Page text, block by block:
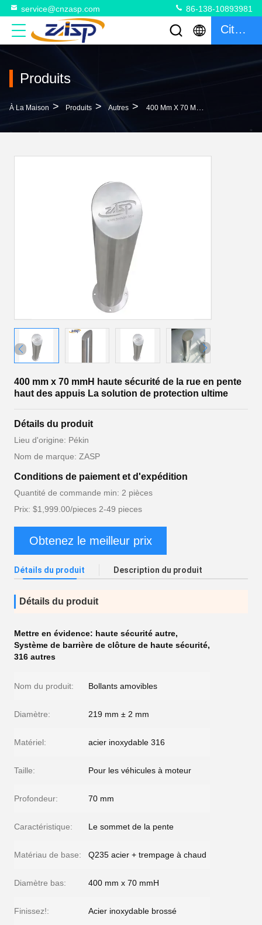
service@cnzasp.com 86-138-10893981
Citation
Produits
À La Maison > Produits > Autres > 400 Mm X 70 MmH Haute Sécurité De La Rue En Pente Haut Des Appuis La Solution De Protection Ultime
400 mm x 70 mmH haute sécurité de la rue en pente
haut des appuis La solution de protection ultime
Détails du produit
Lieu d'origine: Pékin
Nom de marque: ZASP
Conditions de paiement et d'expédition
Quantité de commande min: 2 pièces
Prix: $1,999.00/pieces 2-49 pieces
Obtenez le meilleur prix
Détails du produit Description du produit
Détails du produit
Mettre en évidence: haute sécurité autre,
Système de barrière de clôture de haute sécurité,
316 autres
Nom du produit: Bollants amovibles
Diamètre: 219 mm ± 2 mm
Matériel: acier inoxydable 316
Taille: Pour les véhicules à moteur
Profondeur: 70 mm
Caractéristique: Le sommet de la pente
Matériau de base: Q235 acier + trempage à chaud
Diamètre bas: 400 mm x 70 mmH
Finissez!: Acier inoxydable brossé